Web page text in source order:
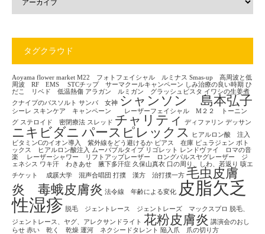
タグクラウド
Aoyama flower market M22 フォトフェイシャル ルミナス Smas-up 高周波と低
周波 RF EMS
STCチップ サーマクールキャンペーン しみ治療の良い時期 ひ
だこ リベド 低温熱傷 アラガン ルミガン グラッシュビスタ イワシの生姜煮
クナイプのバスソルト サンバ 女神 シャンソン 島本弘子
シーレ スキンケア キャンペーン レーザーフェイシャル M２２ トーニン
グ ステロイド 密閉療法 スレッド チャリティ ディファリン デッサン
ニキビダニ パースピレックス
ヒアルロン酸 注入
ビタミンCのイオン導入 紫外線をどう避けるか ピアス 在庫 ピュラジェン ボト
ックス ヒアルロン酸注入
ムーバブルタイプ リゴレット レンドヴァイ ロマの音
楽
レーザーシャワー リフトアップレーザー ロングパルスヤグレーザー ジ
ェネシス ワキ汗 わきあせ 腋下多汗症 久保山真衣 口の周り、しわ、若返り 咳エ
チケット
成蹊大学 混声合唱団 打撲 漢方 治打撲一方 毛虫皮膚
炎 毒蛾皮膚炎 法令線 年齢による変化
皮脂欠乏
性湿疹 脱毛 ジェントレース ジェントレーズ マックスプロ
脱毛、
ジェントレース、ヤグ、アレクサンドライト 花粉皮膚炎 講演会のおし
らせ 赤い 乾く 乾燥 運河 ネクシードタレント 陥入爪 爪の切り方